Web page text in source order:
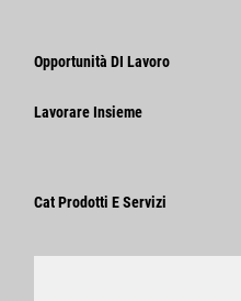
Codice Di Condotta
Innovazione
Comunicati Stampa Aziendali
Opportunità DI Lavoro
Perché Caterpillar?
Lavorare Insieme
Fornitori
Cat Prodotti E Servizi